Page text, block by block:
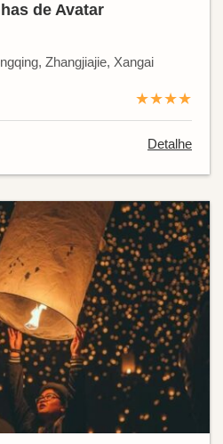
de Avatar
Zhangjiajie, Xangai
★★★★
Detalhe